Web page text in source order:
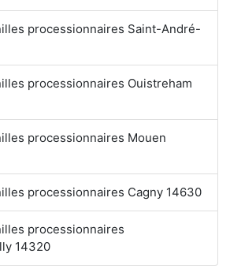
processionnaires Saint-André-
processionnaires Ouistreham
processionnaires Mouen
processionnaires Cagny 14630
processionnaires
14320